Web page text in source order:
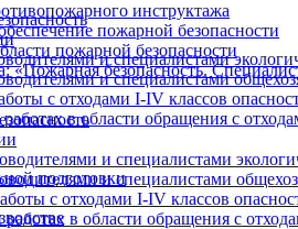
и специалистами
и специалистами
с отходами I-IV классов
в области обращения с
подготовки
инструктажа
пожарной безопасности
пожарной безопасности
«Пожарная безопасность.
и специалистами
и специалистами
с отходами I-IV классов
в области обращения с